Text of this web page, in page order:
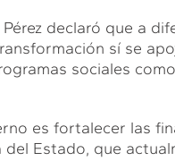
declaró que a
sí se
sociales
es fortalecer las
Estado, que